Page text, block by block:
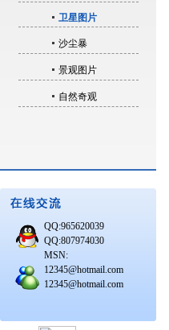
卫星图片
沙尘暴
景观图片
自然奇观
QQ:965620039
QQ:807974030
MSN:
12345@hotmail.com
12345@hotmail.com